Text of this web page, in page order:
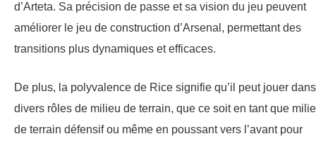
d’Arteta. Sa précision de passe et sa vision du jeu peuvent
améliorer le jeu de construction d’Arsenal, permettant des
transitions plus dynamiques et efficaces.
De plus, la polyvalence de Rice signifie qu’il peut jouer dans
divers rôles de milieu de terrain, que ce soit en tant que
de terrain défensif ou même en poussant vers l’avant pour